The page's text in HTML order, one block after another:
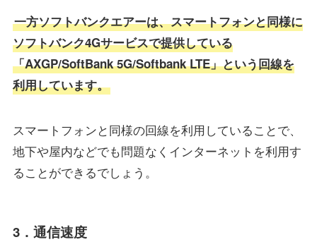
一方ソフトバンクエアーは、スマートフォンと同様に
ソフトバンク4Gサービスで提供している
「AXGP/SoftBank 5G/Softbank LTE」という回線を
利用しています。
スマートフォンと同様の回線を利用していることで、
地下や屋内などでも問題なくインターネットを利用す
ることができるでしょう。
3．通信速度